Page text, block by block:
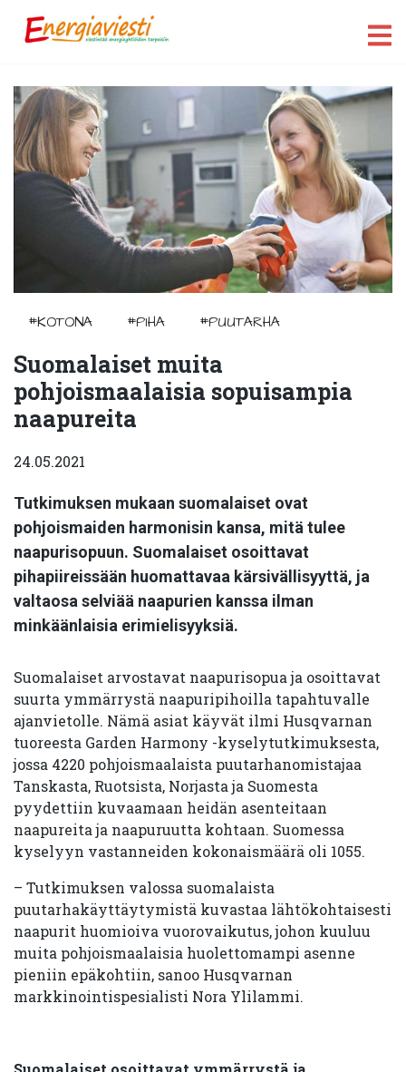
#KOTONA #PIHA #PUUTARHA
Suomalaiset muita
pohjoismaalaisia sopuisampia
naapureita
24.05.2021
Tutkimuksen mukaan suomalaiset ovat
pohjoismaiden harmonisin kansa, mitä tulee
naapurisopuun. Suomalaiset osoittavat
pihapiireissään huomattavaa kärsivällisyyttä, ja
valtaosa selviää naapurien kanssa ilman
minkäänlaisia erimielisyyksiä.
Suomalaiset arvostavat naapurisopua ja osoittavat
suurta ymmärrystä naapuripihoilla tapahtuvalle
ajanvietolle. Nämä asiat käyvät ilmi Husqvarnan
tuoreesta Garden Harmony -kyselytutkimuksesta,
jossa 4220 pohjoismaalaista puutarhanomistajaa
Tanskasta, Ruotsista, Norjasta ja Suomesta
pyydettiin kuvaamaan heidän asenteitaan
naapureita ja naapuruutta kohtaan. Suomessa
kyselyyn vastanneiden kokonaismäärä oli 1055.
– Tutkimuksen valossa suomalaista
puutarhakäyttäytymistä kuvastaa lähtökohtaisesti
naapurit huomioiva vuorovaikutus, johon kuuluu
muita pohjoismaalaisia huolettomampi asenne
pieniin epäkohtiin, sanoo Husqvarnan
markkinointispesialisti Nora Ylilammi.